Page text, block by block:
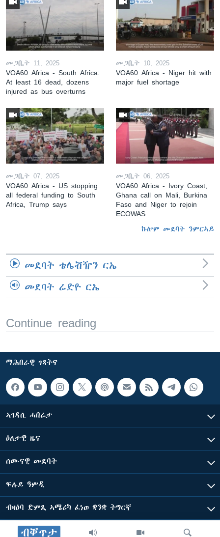
ብቐጥታ
መጋቢት 11, 2025
VOA60 Africa - South Africa:
At least 16 dead, dozens
injured as bus overturns
መጋቢት 10, 2025
VOA60 Africa - Niger hit with
major fuel shortage
መጋቢት 07, 2025
VOA60 Africa - US stopping
all federal funding to South
Africa, Trump says
መጋቢት 06, 2025
VOA60 Africa - Ivory Coast,
Ghana call on Mali, Burkina
Faso and Niger to rejoin
ECOWAS
ኩሎም መደባት ንምርኣይ
መደባት ቴሌቭዥን ርኤ
መደባት ሬድዮ ርኤ
Continue reading
ማሕበራዊ ገጻትና
ኣገዳሲ ሓበሬታ
ዕለታዊ ዜና
ሰሙናዊ መደባት
ፍሉይ ዓምዲ
ብዛዕባ ድምጺ ኣሜሪካ ፈነወ ቋንቋ ትግርኛ
ድምጺ ኣመሪካ ብመሰል ጸሓፊ ዝተሓለወዩ።